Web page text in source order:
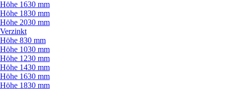
Höhe 1630 mm
Höhe 1830 mm
Höhe 2030 mm
Verzinkt
Höhe 830 mm
Höhe 1030 mm
Höhe 1230 mm
Höhe 1430 mm
Höhe 1630 mm
Höhe 1830 mm